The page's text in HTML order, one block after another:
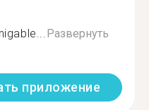
Развернуть
приложение